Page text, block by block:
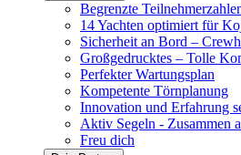
Begrenzte
14 Yachten optimiert für
Sicherheit an Bord –
Großgedrucktes – Tolle
Perfekter Wartungsplan
Kompetente Törnplanung
Innovation und Erfahrung
Aktiv Segeln - Zusammen
Freu dich